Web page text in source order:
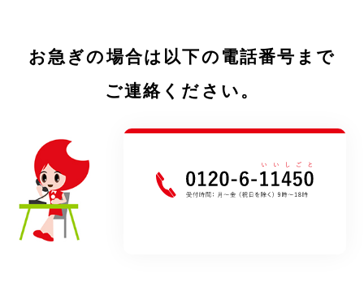
お急ぎの場合は以下の電話番号まで
ご連絡ください。